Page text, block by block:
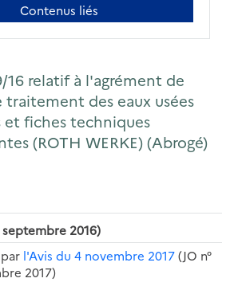
Contenus liés
16 relatif à l'agrément de
traitement des eaux usées
et fiches techniques
(ROTH WERKE) (Abrogé)
septembre 2016)
l'Avis du 4 novembre 2017(JO n°
2017)